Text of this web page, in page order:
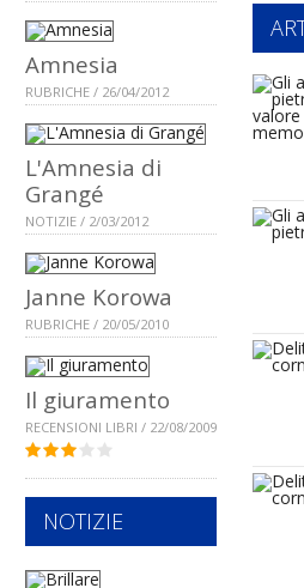
Amnesia
RUBRICHE / 26/04/2012
L'Amnesia di
Grangé
NOTIZIE / 2/03/2012
Janne Korowa
RUBRICHE / 20/05/2010
Il giuramento
RECENSIONI LIBRI / 22/08/2009
NOTIZIE